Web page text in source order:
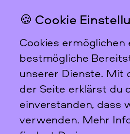
Das feministische
Newsletter
Scharnweberstraße 31
10247 Berlin
🍪 Cookie
Cookies ermöglichen
bestmögliche
unserer Dienste. Mit
der Seite erklärst du
einverstanden, dass
verwenden. Mehr